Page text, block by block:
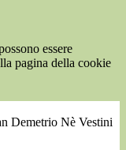
essere
pagina della cookie
Demetrio Nè Vestini